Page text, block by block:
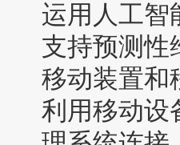
运用人工智
支持预测性
移动装置和
利用移动设